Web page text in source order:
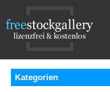
Kategorien